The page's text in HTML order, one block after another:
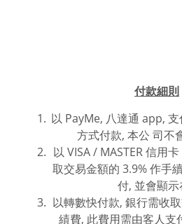
付款細則
以 PayMe, 八達通 app,
方式付款, 本公 司不
以 VISA / MASTER 信用
取交易金額的 3.9% 作手
付, 並會顯
以轉數快付款, 銀行需收
績費, 此費用需由客人支